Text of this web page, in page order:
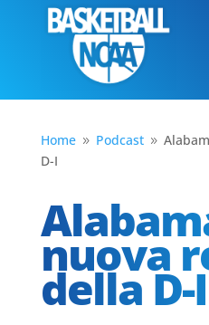
Home 9 Podcast 9
D-I
nuova
della D-I